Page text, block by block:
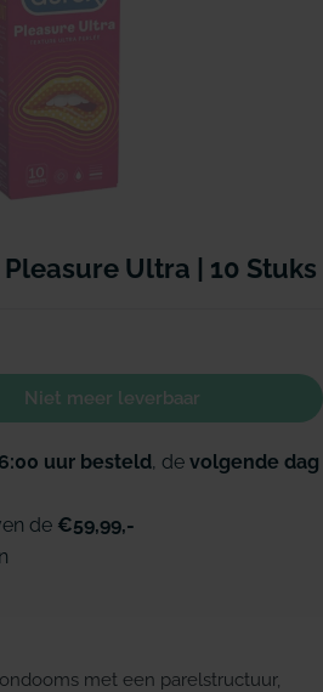
Ultra | 10 Stuks
voor Durex Condooms
verhogen voor Durex
Niet meer leverbaar
uur besteld, de volgende dag
de €59,99,-
met een parelstructuur,